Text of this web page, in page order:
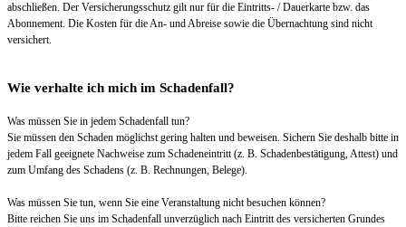
abschließen. Der Versicherungsschutz gilt nur für die Eintritts- / Dauerkarte bzw. das
Abonnement. Die Kosten für die An- und Abreise sowie die Übernachtung sind nicht
versichert.
Wie verhalte ich mich im Schadenfall?
Was müssen Sie in jedem Schadenfall tun?
Sie müssen den Schaden möglichst gering halten und beweisen. Sichern Sie deshalb bitte in
jedem Fall geeignete Nachweise zum Schadeneintritt (z. B. Schadenbestätigung, Attest) und
zum Umfang des Schadens (z. B. Rechnungen, Belege).
Was müssen Sie tun, wenn Sie eine Veranstaltung nicht besuchen können?
Bitte reichen Sie uns im Schadenfall unverzüglich nach Eintritt des versicherten Grundes